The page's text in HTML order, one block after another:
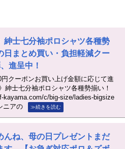
紳士七分袖ポロシャツ各種勢
日まとめ買い・負担軽減クー
進呈中！
円クーポンお買い上げ金額に応じて進
紳士七分袖ポロシャツ各種勢揃い！
kayama.com/c/big-size/ladies-bigsize
ニアの
≫続きを読む
んね、母の日プレゼントまだ